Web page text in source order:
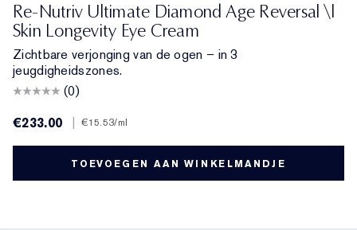
Re-Nutriv Ultimate Diamond Age Reversal \|
Skin Longevity Eye Cream
Zichtbare verjonging van de ogen – in 3
jeugdigheidszones.
(0)
€233.00
€15.53/ml
TOEVOEGEN AAN WINKELMANDJE